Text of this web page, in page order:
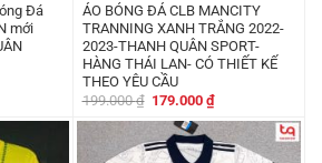
Đá
₫.
ÁO BÓNG ĐÁ CLB MANCITY
TRANNING XANH TRẮNG 2022-
2023-THANH QUÂN SPORT-
HÀNG THÁI LAN- CÓ THIẾT KẾ
THEO YÊU CẦU
199.000₫ Giá
là:
199.000 ₫.
179.000₫Giá
tại
là:
179.000 ₫.